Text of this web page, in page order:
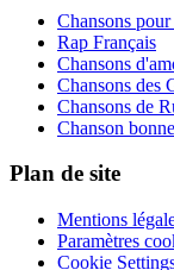
Chansons
Rap Français
Chansons
Chansons des
Chansons de
Chanson
Plan de site
Mentions
Paramètres
Cookie